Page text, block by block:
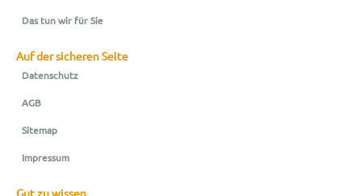
Das tun wir für Sie
Auf der sicheren Seite
Datenschutz
AGB
Sitemap
Impressum
Gut zu wissen